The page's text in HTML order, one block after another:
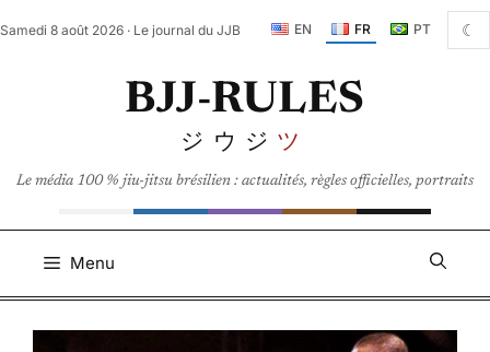
au
Samedi 8 août 2026 · Le journal du JJB EN FR PT ☾
BJJ-RULES
ジウジ ツ
Le média 100 % jiu-jitsu brésilien : actualités, règles officielles, portraits
Menu